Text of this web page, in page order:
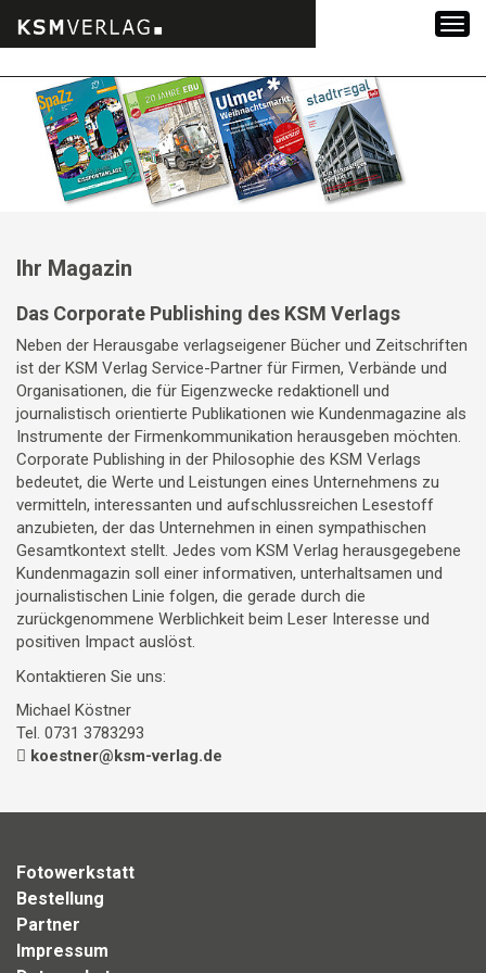
Inhalt
springen
Ihr Magazin
Das Corporate Publishing des KSM Verlags
Neben der Herausgabe verlagseigener Bücher und Zeitschriften
ist der KSM Verlag Service-Partner für Firmen, Verbände und
Organisationen, die für Eigenzwecke redaktionell und
journalistisch orientierte Publikationen wie Kundenmagazine als
Instrumente der Firmenkommunikation herausgeben möchten.
Corporate Publishing in der Philosophie des KSM Verlags
bedeutet, die Werte und Leistungen eines Unternehmens zu
vermitteln, interessanten und aufschlussreichen Lesestoff
anzubieten, der das Unternehmen in einen sympathischen
Gesamtkontext stellt. Jedes vom KSM Verlag herausgegebene
Kundenmagazin soll einer informativen, unterhaltsamen und
journalistischen Linie folgen, die gerade durch die
zurückgenommene Werblichkeit beim Leser Interesse und
positiven Impact auslöst.
Kontaktieren Sie uns:
Michael Köstner
Tel. 0731 3783293
koestner@ksm-verlag.de
Fotowerkstatt
Bestellung
Partner
Impressum